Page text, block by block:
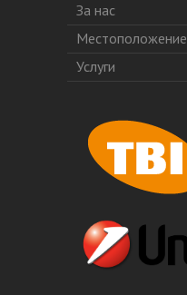
За нас
Местоположение
Услуги